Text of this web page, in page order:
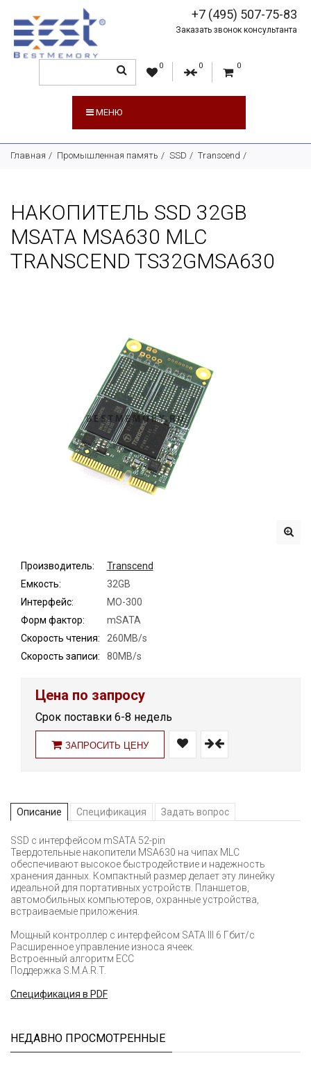
+7 (495) 507-75-83
Заказать звонок консультанта
0 0 0
МЕНЮ
Главная Промышленная память SSD Transcend
НАКОПИТЕЛЬ SSD 32GB
MSATA MSA630 MLC
TRANSCEND TS32GMSA630
Производитель:
Transcend
Емкость:
32GB
Интерфейс:
MO-300
Форм фактор:
mSATA
Скорость чтения:
260MB/s
Скорость записи:
80MB/s
Цена по запросу
Срок поставки 6-8 недель
ЗАПРОСИТЬ ЦЕНУ
Описание Спецификация Задать вопрос
SSD с интерфейсом mSATA 52-pin
Твердотельные накопители MSA630 на чипах MLC
обеспечивают высокое быстродействие и надежность
хранения данных. Компактный размер делает эту линейку
идеальной для портативных устройств. Планшетов,
автомобильных компьютеров, охранные устройства,
встраиваемые приложения.
Мощный контроллер с интерфейсом SATA III 6 Гбит/с
Расширенное управление износа ячеек.
Встроенный алгоритм ECC
Поддержка S.M.A.R.T.
Cпецификация в PDF
НЕДАВНО ПРОСМОТРЕННЫЕ